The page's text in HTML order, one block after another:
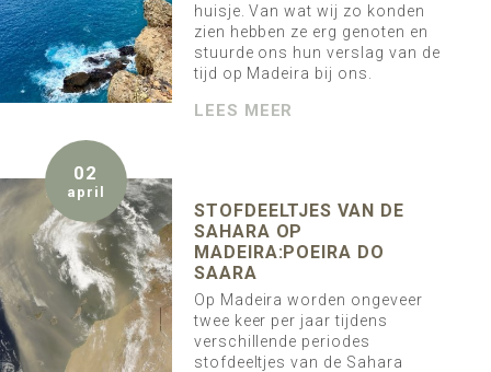
huisje. Van wat wij zo konden
zien hebben ze erg genoten en
stuurde ons hun verslag van de
tijd op Madeira bij ons.
LEES MEER
02
april
STOFDEELTJES VAN DE
SAHARA OP
MADEIRA:POEIRA DO
SAARA
Op Madeira worden ongeveer
twee keer per jaar tijdens
verschillende periodes
stofdeeltjes van de Sahara